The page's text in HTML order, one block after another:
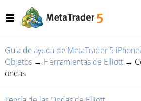
Guía de ayuda de MetaTrader 5
Objetos → Herramientas de Elliott →
ondas